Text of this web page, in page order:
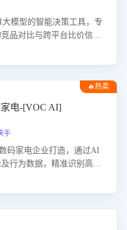
模型的智能决策工具，专
品对比与跨平台比价信
并分析消费者的比价行
务优势，有效提升咨询转
现精准扬长避短。
🔥热卖
电-[VOC AI]
手
码家电企业打造，通过AI
行为数据，精准识别高流
动输出可落地的挽回策